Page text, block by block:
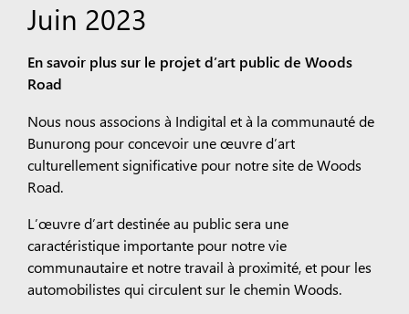
Juin 2023
En savoir plus sur le projet d’art public de Woods
Road
Nous nous associons à Indigital et à la communauté de
Bunurong pour concevoir une œuvre d’art
culturellement significative pour notre site de Woods
Road.
L’œuvre d’art destinée au public sera une
caractéristique importante pour notre vie
communautaire et notre travail à proximité, et pour les
automobilistes qui circulent sur le chemin Woods.